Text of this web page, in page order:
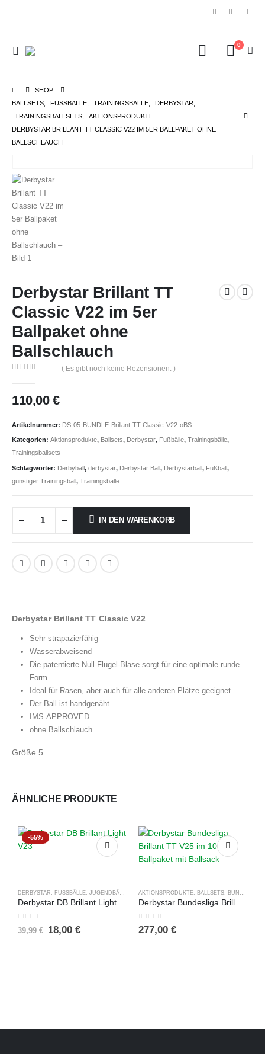
0
SHOP
BALLSETS
FUSSBÄLLE TRAININGSBÄLLE DERBYSTAR
TRAININGSBALLSETS
AKTIONSPRODUKTE
DERBYSTAR BRILLANT TT CLASSIC V22 IM 5ER BALLPAKET OHNE
BALLSCHLAUCH
Derbystar Brillant TT
Classic V22 im 5er
Ballpaket ohne
Ballschlauch
( Es gibt noch keine Rezensionen. )
110,00 €
Artikelnummer: DS-05-BUNDLE-Brillant-TT-Classic-V22-oBS
Kategorien: Aktionsprodukte, Ballsets, Derbystar, Fußbälle, Trainingsbälle,
Trainingsballsets
Schlagwörter: Derbyball, derbystar, Derbystar Ball, Derbystarball, Fußball,
günstiger Trainingsball, Trainingsbälle
IN DEN WARENKORB
Derbystar Brillant TT Classic V22
Sehr strapazierfähig
Wasserabweisend
Die patentierte Null-Flügel-Blase sorgt für eine optimale runde
Form
Ideal für Rasen, aber auch für alle anderen Plätze geeignet
Der Ball ist handgenäht
IMS-APPROVED
ohne Ballschlauch
Größe 5
ÄHNLICHE PRODUKTE
-55%
DERBYSTAR , FUSSBÄLLE , JUGENDBÄLLE SALES %
Derbystar DB Brillant Light V23
out of 5
39,99€ Ursprünglicher
Preis
18,00 €Aktueller
AKTIONSPRODUKTE, BALLSETS, BUNDESLIGA BÄLLE
Derbystar Bundesliga Brillant TT V25 im 10er Ballpaket mit Ballsack
0out of 5
277,00 €